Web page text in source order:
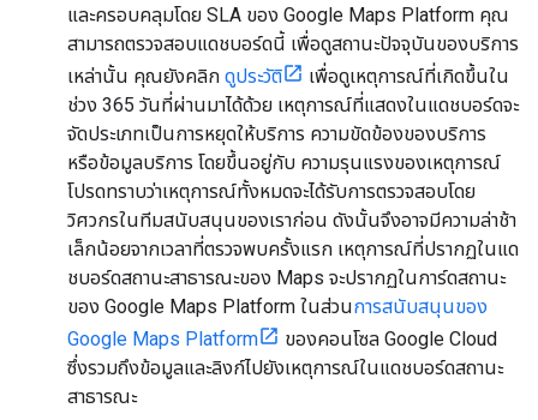
และครอบคลุมโดย SLA ของ Google Maps Platform คุณ
สามารถตรวจสอบแดชบอร์ดนี้ เพื่อดูสถานะปัจจุบันของบริการ
เหล่านั้น คุณยังคลิก ดูประวัติ
เพื่อดูเหตุการณ์ที่เกิดขึ้นใน
ช่วง 365 วันที่ผ่านมาได้ด้วย เหตุการณ์ที่แสดงในแดชบอร์ดจะ
จัดประเภทเป็นการหยุดให้บริการ ความขัดข้องของบริการ
หรือข้อมูลบริการ โดยขึ้นอยู่กับ ความรุนแรงของเหตุการณ์
โปรดทราบว่าเหตุการณ์ทั้งหมดจะได้รับการตรวจสอบโดย
วิศวกรในทีมสนับสนุนของเราก่อน ดังนั้นจึงอาจมีความล่าช้า
เล็กน้อยจากเวลาที่ตรวจพบครั้งแรก เหตุการณ์ที่ปรากฏในแด
ชบอร์ดสถานะสาธารณะของ Maps จะปรากฏในการ์ดสถานะ
ของ Google Maps Platform ในส่วนการสนับสนุนของ
Google Maps Platform
ของคอนโซล Google Cloud
ซึ่งรวมถึงข้อมูลและลิงก์ไปยังเหตุการณ์ในแดชบอร์ดสถานะ
สาธารณะ